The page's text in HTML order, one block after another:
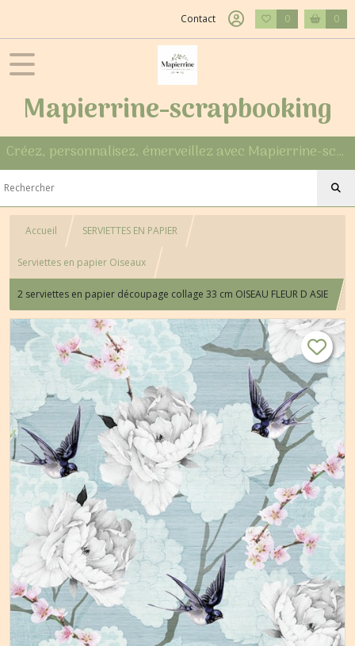
Contact 0 0
Mapierrine-scrapbooking
Créez, personnalisez, émerveillez avec Mapierrine-scrapbooking
Accueil SERVIETTES EN PAPIER
Serviettes en papier Oiseaux
2 serviettes en papier découpage collage 33 cm OISEAU FLEUR D ASIE
O 403